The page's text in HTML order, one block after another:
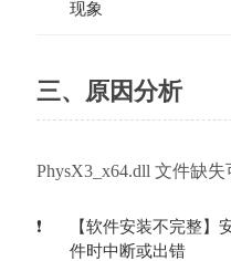
现象
三、原因分析
PhysX3_x64.dll 文件缺
【软件安装不完整】
件时中断或出错